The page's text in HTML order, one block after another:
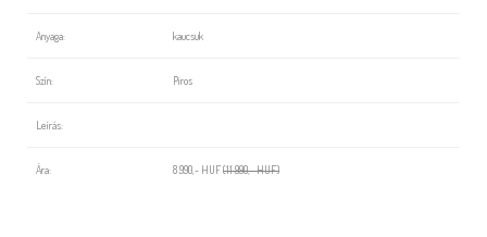
Anyaga: kaucsuk
Szín: Piros
Leírás:
Ára: 8 990,- HUF(11 990,- HUF)